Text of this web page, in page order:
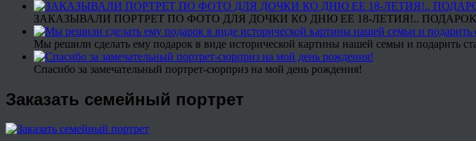
ЗАКАЗЫВАЛИ ПОРТРЕТ ПО ФОТО ДЛЯ ДОЧКИ КО ДНЮ ЕЕ 18-ЛЕТИЯ!..
Мы решили сделать ему подарок в виде исторической картины нашей семьи и подарить
Спасибо за замечательный портрет-сюрприз на мой день рождения!
Заказать семейный портрет